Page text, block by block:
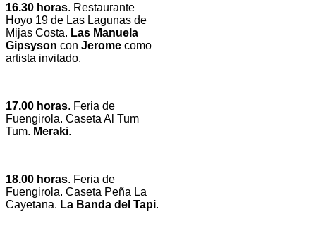
16.30 horas. Restaurante
Hoyo 19 de Las Lagunas de
Mijas Costa. Las Manuela
Gipsyson con Jerome como
artista invitado.
17.00 horas. Feria de
Fuengirola. Caseta Al Tum
Tum. Meraki.
18.00 horas. Feria de
Fuengirola. Caseta Peña La
Cayetana. La Banda del Tapi.